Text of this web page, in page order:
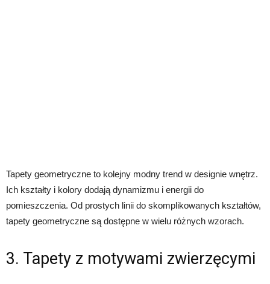
Tapety geometryczne to kolejny modny trend w designie wnętrz.
Ich kształty i kolory dodają dynamizmu i energii do
pomieszczenia. Od prostych linii do skomplikowanych kształtów,
tapety geometryczne są dostępne w wielu różnych wzorach.
3. Tapety z motywami zwierzęcymi